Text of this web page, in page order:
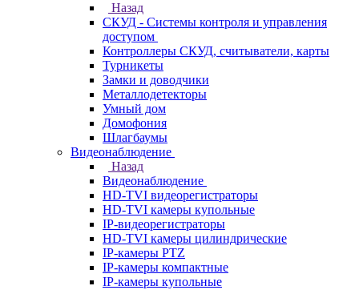
Назад
СКУД - Системы контроля и управления
доступом
Контроллеры СКУД, считыватели, карты
Турникеты
Замки и доводчики
Металлодетекторы
Умный дом
Домофония
Шлагбаумы
Видеонаблюдение
Назад
Видеонаблюдение
HD-TVI видеорегистраторы
HD-TVI камеры купольные
IP-видеорегистраторы
HD-TVI камеры цилиндрические
IP-камеры PTZ
IP-камеры компактные
IP-камеры купольные